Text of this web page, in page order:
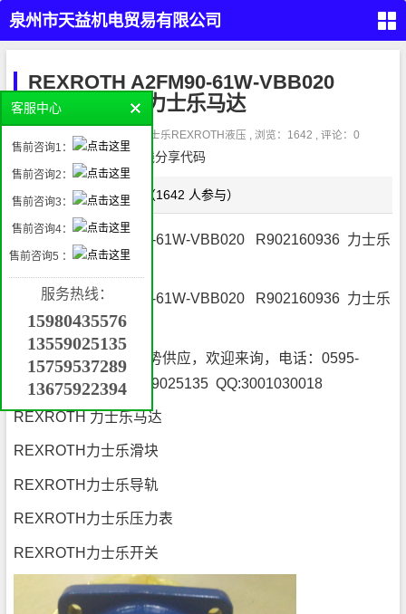
泉州市天益机电贸易有限公司
VICKERS）
留
言
本
液
品
动
产
工
动
化
品接
我
REXROTH A2FM90-61W-VBB020
R902160936 力士乐马达
作者：admin3 , 分类： 力士乐REXROTH液压 , 浏览：1642 , 评论：0
请在这里放置你的在线分享代码
正文 点这评论（1642 人参与）
REXROTH A2FM90-61W-VBB020 R902160936 力士乐
马达
REXROTH A2FM90-61W-VBB020 R902160936 力士乐
马达
泉州天益机电 长期优势供应，欢迎来询，电话：0595-
68253688 蒋芬 13559025135 QQ:3001030018
REXROTH 力士乐马达
REXROTH力士乐滑块
REXROTH力士乐导轨
REXROTH力士乐压力表
REXROTH力士乐开关
客服中心
售前咨询1：
售前咨询2：
售前咨询3：
售前咨询4：
售前咨询5 ：
服务热线：
15980435576
13559025135
15759537289
13675922394